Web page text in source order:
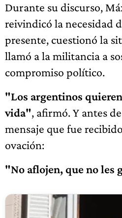
Durante su discurso,
reivindicó la necesidad
presente, cuestionó la
llamó a la militancia a
compromiso político.
"Los argentinos
vida", afirmó. Y antes
mensaje que fue
ovación:
"No aflojen, que no les